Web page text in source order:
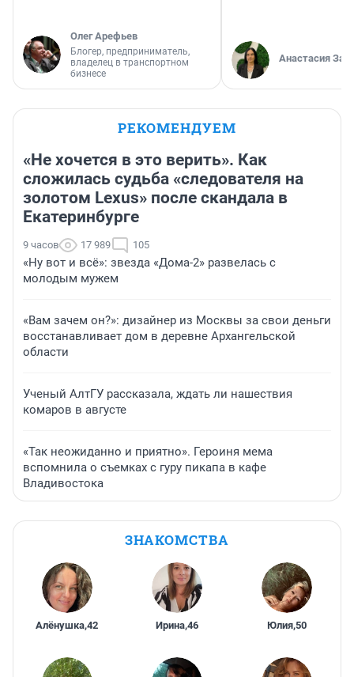
Олег Арефьев
Блогер, предприниматель,
владелец в транспортном
бизнесе
Анастасия
РЕКОМЕНДУЕМ
«Не хочется в это верить». Как
сложилась судьба «следователя на
золотом Lexus» после скандала в
Екатеринбурге
9 часов 17 989 105
«Ну вот и всё»: звезда «Дома-2» развелась с
молодым мужем
«Вам зачем он?»: дизайнер из Москвы за свои деньги
восстанавливает дом в деревне Архангельской
области
Ученый АлтГУ рассказала, ждать ли нашествия
комаров в августе
«Так неожиданно и приятно». Героиня мема
вспомнила о съемках с гуру пикапа в кафе
Владивостока
ЗНАКОМСТВА
Алёнушка,42 Ирина,46 Юлия,50